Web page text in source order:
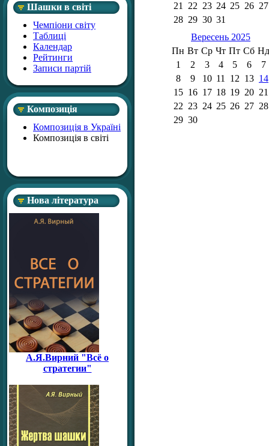
Шашки в світі
Чемпіони світу
Таблиці
Календар
Рейтинги
Записи партій
Композиція
Композиція в Україні
Композиція в світі
Нова література
А.Я.Вирний "Всё о
стратегии"
21
22 23 24 25 26 27
28 29 30 31
Вересень 2025
Пн Вт Ср Чт Пт Сб Нд
1
2 3 4 5 6
7
8
9 10 11 12 13 14
15 16 17 18 19 20 21
22 23 24 25 26 27 28
29 30